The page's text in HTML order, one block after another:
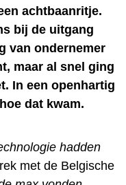
achtbaanritje.
bij de uitgang
van ondernemer
maar al snel ging
In een openhartig
dat kwam.
hadden
met de Belgische